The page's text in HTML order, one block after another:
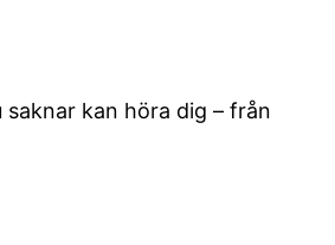
kan höra dig – från